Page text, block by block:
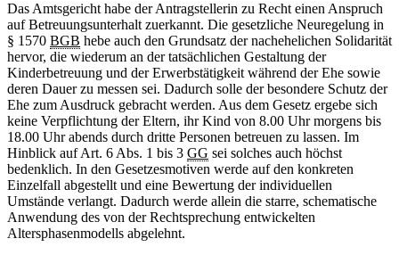
Das Amtsgericht habe der Antragstellerin zu Recht einen Anspruch
auf Betreuungsunterhalt zuerkannt. Die gesetzliche Neuregelung in
§ 1570 BGB hebe auch den Grundsatz der nachehelichen Solidarität
hervor, die wiederum an der tatsächlichen Gestaltung der
Kinderbetreuung und der Erwerbstätigkeit während der Ehe sowie
deren Dauer zu messen sei. Dadurch solle der besondere Schutz der
Ehe zum Ausdruck gebracht werden. Aus dem Gesetz ergebe sich
keine Verpflichtung der Eltern, ihr Kind von 8.00 Uhr morgens bis
18.00 Uhr abends durch dritte Personen betreuen zu lassen. Im
Hinblick auf Art. 6 Abs. 1 bis 3 GG sei solches auch höchst
bedenklich. In den Gesetzesmotiven werde auf den konkreten
Einzelfall abgestellt und eine Bewertung der individuellen
Umstände verlangt. Dadurch werde allein die starre, schematische
Anwendung des von der Rechtsprechung entwickelten
Altersphasenmodells abgelehnt.